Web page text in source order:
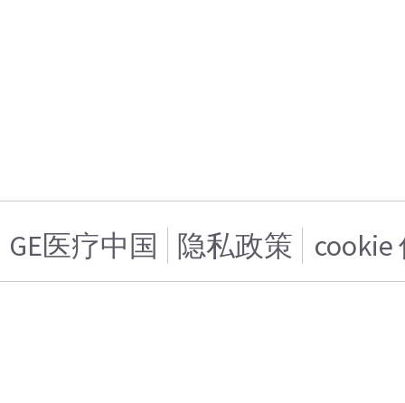
GE医疗中国 隐私政策 cookie